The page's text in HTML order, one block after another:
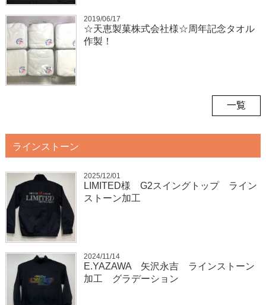
2019/06/17
☆天恵製菓株式会社様☆周年記念タオル
作製！
一覧
ラインストーン
2025/12/01
LIMITED様 G2スイングトップ ライン
ストーン加工
2024/11/14
E.YAZAWA 矢沢永吉 ラインストーン
加工 グラデーション